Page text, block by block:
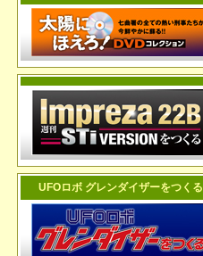
UFOロボ グレンダイザーをつくる